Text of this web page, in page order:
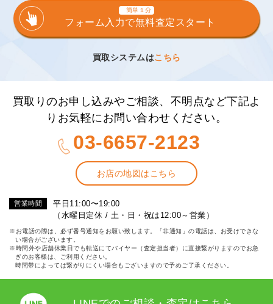
簡単１分
フォーム入力で無料査定スタート
買取システムはこちら
買取りのお申し込みやご相談、不明点など下記よ
りお気軽にお問い合わせください。
03-6657-2123
お店の地図はこちら
営業時間
平日11:00〜19:00
（水曜日定休 / 土・日・祝は12:00～営業）
※お電話の際は、必ず番号通知をお願い致します。「非通知」の電話は、お受けできな
い場合がございます。
※時間外や店舗休業日でも転送にてバイヤー（査定担当者）に直接繋がりますのでお急
ぎのお客様は、ご利用ください。
時間帯によっては繋がりにくい場合もございますので予めご了承ください。